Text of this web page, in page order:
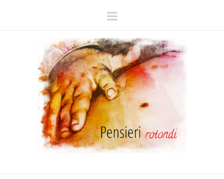
Navigation